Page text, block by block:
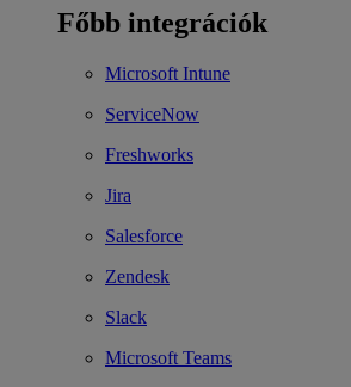
Főbb integrációk
Microsoft Intune
ServiceNow
Freshworks
Jira
Salesforce
Zendesk
Slack
Microsoft Teams